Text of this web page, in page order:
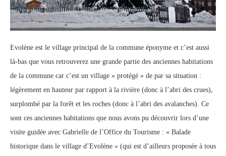
Evolène est le village principal de la commune éponyme et c’est aussi
là-bas que vous retrouverez une grande partie des anciennes habitations
de la commune car c’est un village « protégé » de par sa situation :
légèrement en hauteur par rapport à la rivière (donc à l’abri des crues),
surplombé par la forêt et les roches (donc à l’abri des avalanches). Ce
sont ces anciennes habitations que nous avons pu découvrir lors d’une
visite guidée avec Gabrielle de l’Office du Tourisme : « Balade
historique dans le village d’Evolène » (qui est d’ailleurs proposée à tous